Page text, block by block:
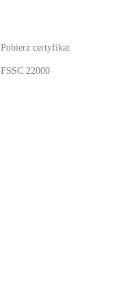
Pobierz certyfikat
FSSC 22000